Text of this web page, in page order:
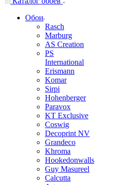
Обои
Rasch
Marburg
AS Creation
PS
International
Erismann
Komar
Sirpi
Hohenberger
Paravox
KT Exclusive
Coswig
Decoprint NV
Grandeco
Khroma
Hookedonwalls
Guy Masureel
Calcutta